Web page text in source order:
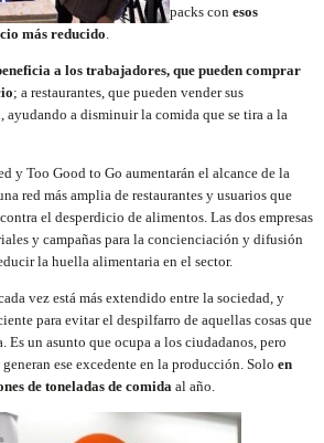
packs con esos
más reducido.
a los trabajadores, que pueden comprar
; a restaurantes, que pueden vender sus
ayudando a disminuir la comida que se tira a la
y Too Good to Go aumentarán el alcance de la
red más amplia de restaurantes y usuarios que
el desperdicio de alimentos. Las dos empresas
y campañas para la concienciación y difusión
la huella alimentaria en el sector.
vez está más extendido entre la sociedad, y
para evitar el despilfarro de aquellas cosas que
Es un asunto que ocupa a los ciudadanos, pero
ese excedente en la producción. Solo en
de toneladas de comida al año.